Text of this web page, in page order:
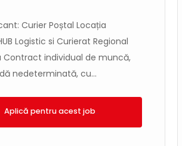
Curier Poștal Locația
Logistic si Curierat Regional
Contract individual de muncă,
nedeterminată, cu...